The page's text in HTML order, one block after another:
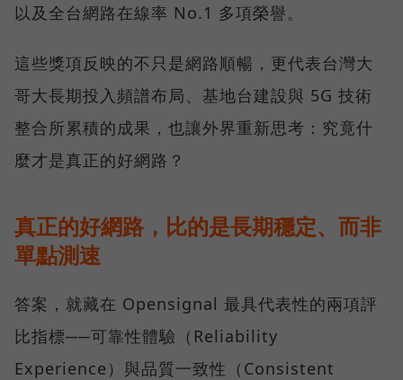
以及全台網路在線率 No.1 多項榮譽。
這些獎項反映的不只是網路順暢，更代表台灣大
哥大長期投入頻譜布局、基地台建設與 5G 技術
整合所累積的成果，也讓外界重新思考：究竟什
麼才是真正的好網路？
真正的好網路，比的是長期穩定、而非
單點測速
答案，就藏在 Opensignal 最具代表性的兩項評
比指標──可靠性體驗（Reliability
Experience）與品質一致性（Consistent